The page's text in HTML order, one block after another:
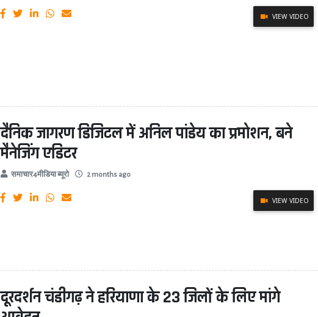
VIEW VIDEO
दैनिक जागरण डिजिटल में अनिल पांडेय का प्रमोशन, बने
मैनेजिंग एडिटर
समाचार4मीडिया ब्यूरो 2 months ago
VIEW VIDEO
दूरदर्शन चंडीगढ़ ने हरियाणा के 23 जिलों के लिए मांगे